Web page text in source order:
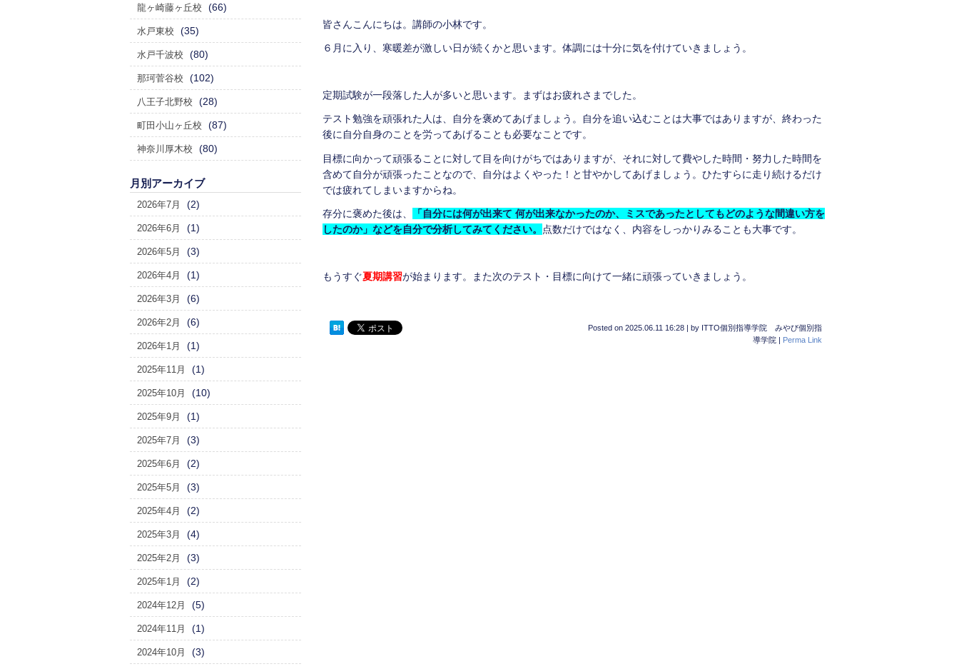
皆さんこんにちは。講師の小林です。
６月に入り、寒暖差が激しい日が続くかと思います。体調には十分に気を付けていきましょう。
定期試験が一段落した人が多いと思います。まずはお疲れさまでした。
テスト勉強を頑張れた人は、自分を褒めてあげましょう。自分を追い込むことは大事ではありますが、終わった
後に自分自身のことを労ってあげることも必要なことです。
目標に向かって頑張ることに対して目を向けがちではありますが、それに対して費やした時間・努力した時間を
含めて自分が頑張ったことなので、自分はよくやった！と甘やかしてあげましょう。ひたすらに走り続けるだけ
では疲れてしまいますからね。
存分に褒めた後は、 「自分には何が出来て 何が出来なかったのか、ミスであったとしてもどのような間違い方を
したのか」などを自分で分析してみてください。
点数だけではなく、内容をしっかりみることも大事です。
もうすぐ夏期講習が始まります。また次のテスト・目標に向けて一緒に頑張っていきましょう。
Posted on 2025.06.11 16:28 by ITTO個別指導学院 みやび個別指
導学院
Perma Link
龍ヶ崎藤ヶ丘校 (66)
水戸東校 (35)
水戸千波校 (80)
那珂菅谷校 (102)
八王子北野校 (28)
町田小山ヶ丘校 (87)
神奈川厚木校 (80)
月別アーカイブ
2026年7月 (2)
2026年6月 (1)
2026年5月 (3)
2026年4月 (1)
2026年3月 (6)
2026年2月 (6)
2026年1月 (1)
2025年11月 (1)
2025年10月 (10)
2025年9月 (1)
2025年7月 (3)
2025年6月 (2)
2025年5月 (3)
2025年4月 (2)
2025年3月 (4)
2025年2月 (3)
2025年1月 (2)
2024年12月 (5)
2024年11月 (1)
2024年10月 (3)